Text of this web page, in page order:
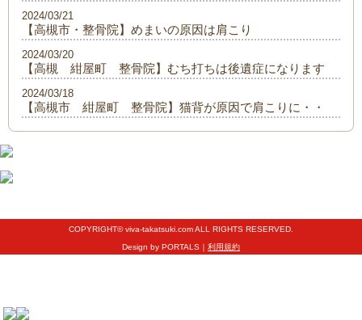
【高槻市・整骨院】めまいの原因は肩こり
2024/03/21
【高槻 紺屋町 整骨院】むち打ちは後遺症になります
2024/03/20
【高槻市 紺屋町 整骨院】猫背が原因で肩こりに・・
2024/03/18
COPYRIGHT© viva-takatsuki.com ALL RIGHTS RESERVED.
Design by PORTALS｜ 利用規約